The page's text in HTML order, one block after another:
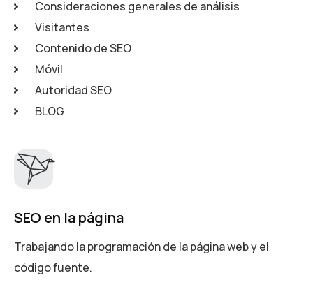
Consideraciones generales de análisis
Visitantes
Contenido de SEO
Móvil
Autoridad SEO
BLOG
SEO en la página
Trabajando la programación de la página web y el
código fuente.